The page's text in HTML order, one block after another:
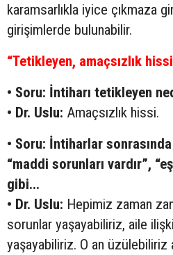
karamsarlıkla iyice çıkmaza
girişimlerde bulunabilir.
“Tetikleyen, amaçsızlık
• Soru: İntiharı tetikleyen
• Dr. Uslu: Amaçsızlık hissi.
• Soru: İntiharlar
“maddi sorunları vardır”,
gibi...
• Dr. Uslu: Hepimiz zaman
sorunlar yaşayabiliriz, aile
yaşayabiliriz. O an